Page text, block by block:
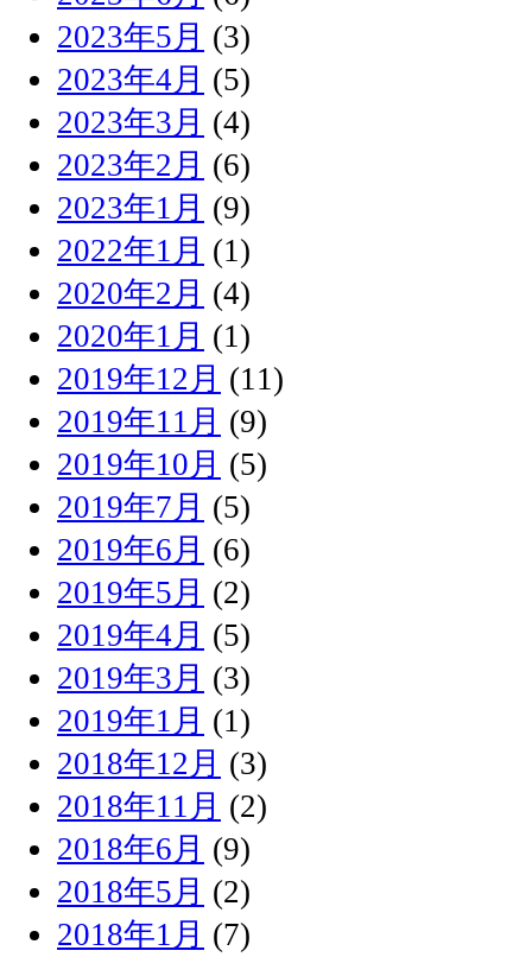
2023年5月 (3)
2023年4月 (5)
2023年3月 (4)
2023年2月 (6)
2023年1月 (9)
2022年1月 (1)
2020年2月 (4)
2020年1月 (1)
2019年12月 (11)
2019年11月 (9)
2019年10月 (5)
2019年7月 (5)
2019年6月 (6)
2019年5月 (2)
2019年4月 (5)
2019年3月 (3)
2019年1月 (1)
2018年12月 (3)
2018年11月 (2)
2018年6月 (9)
2018年5月 (2)
2018年1月 (7)